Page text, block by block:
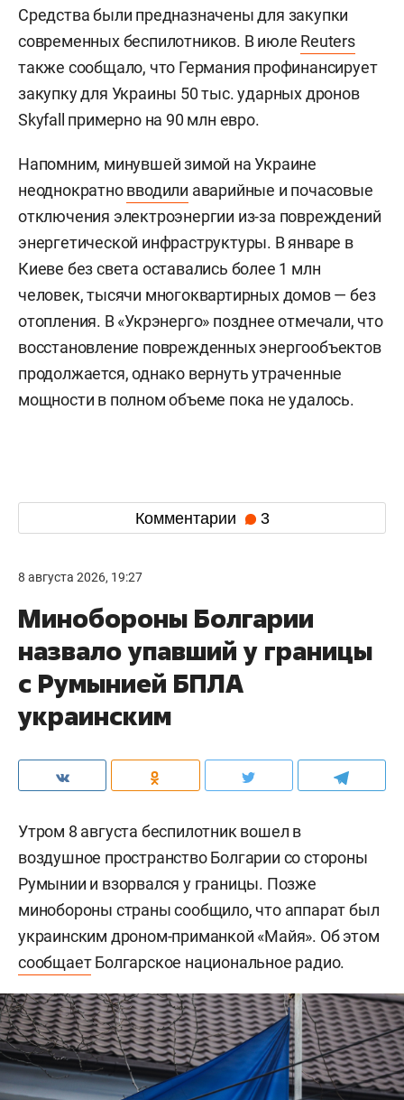
Средства были предназначены для закупки
современных беспилотников. В июле Reuters
также сообщало, что Германия профинансирует
закупку для Украины 50 тыс. ударных дронов
Skyfall примерно на 90 млн евро.
Напомним, минувшей зимой на Украине
неоднократновводили аварийные и почасовые
отключения электроэнергии из-за повреждений
энергетической инфраструктуры. В январе в
Киеве без света оставались более 1 млн
человек, тысячи многоквартирных домов — без
отопления. В «Укрэнерго» позднее отмечали, что
восстановление поврежденных энергообъектов
продолжается, однако вернуть утраченные
мощности в полном объеме пока не удалось.
Комментарии 3
8 августа 2026, 19:27
Минобороны Болгарии
назвало упавший у границы
с Румынией БПЛА
украинским
Утром 8 августа беспилотник вошел в
воздушное пространство Болгарии со стороны
Румынии и взорвался у границы. Позже
минобороны страны сообщило, что аппарат был
украинским дроном-приманкой «Майя». Об этом
сообщаетБолгарское национальное радио.